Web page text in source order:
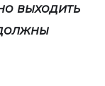
выходить